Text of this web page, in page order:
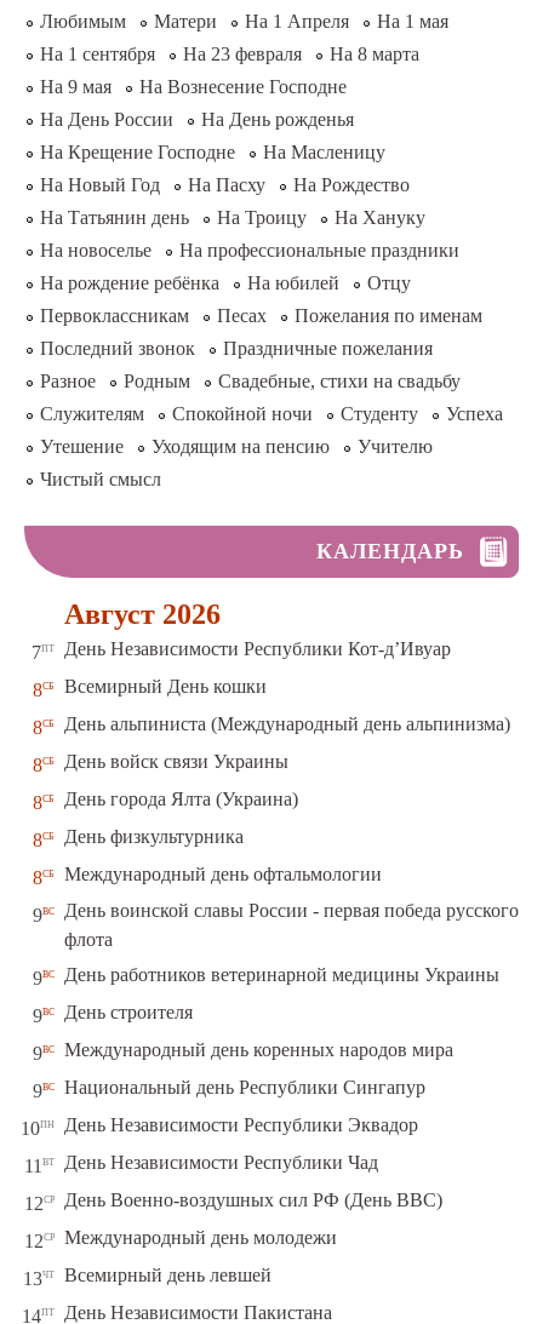
Любимым
Матери На 1 Апреля
На 1 мая
На 1 сентября
На 23 февраля
На 8 марта
На 9 мая
На Вознесение Господне
На День России
На День рожденья
На Крещение Господне
На Масленицу
На Новый Год
На Пасху
На Рождество
На Татьянин день
На Троицу
На Хануку
На новоселье
На профессиональные праздники
На рождение ребёнка
На юбилей
Отцу
Первоклассникам
Песах
Пожелания по именам
Последний звонок
Праздничные пожелания
Разное
Родным
Свадебные, стихи на свадьбу
Служителям
Спокойной ночи Студенту
Успеха
Утешение
Уходящим на пенсию
Учителю
Чистый смысл
КАЛЕНДАРЬ
Август 2026
7пт День Независимости Республики Кот-д’Ивуар
8сб Всемирный День кошки
8сб День альпиниста (Международный день альпинизма)
8сб День войск связи Украины
8сб День города Ялта (Украина)
8сб День физкультурника
8сб Международный день офтальмологии
9вс
День воинской славы России - первая победа русского
флота
9вс День работников ветеринарной медицины Украины
9вс День строителя
9вс Международный день коренных народов мира
9вс Национальный день Республики Сингапур
10пн День Независимости Республики Эквадор
11 вт День Независимости Республики Чад
12ср День Военно-воздушных сил РФ (День ВВС)
12ср Международный день молодежи
13чт Всемирный день левшей
14пт День Независимости Пакистана